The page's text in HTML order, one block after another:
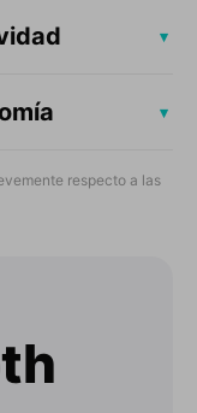
▾
▾
respecto a las